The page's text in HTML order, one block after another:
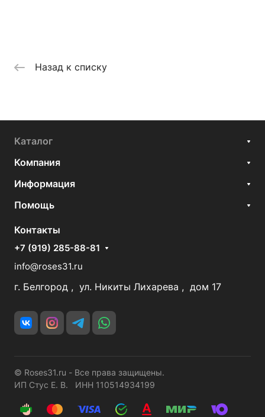
Назад к списку
Каталог
Компания
Информация
Помощь
Контакты
+7 (919) 285-88-81
info@roses31.ru
г. Белгород , ул. Никиты Лихарева , дом 17
© Roses31.ru - Все права защищены.
ИП Стус Е. В. ИНН 110514934199